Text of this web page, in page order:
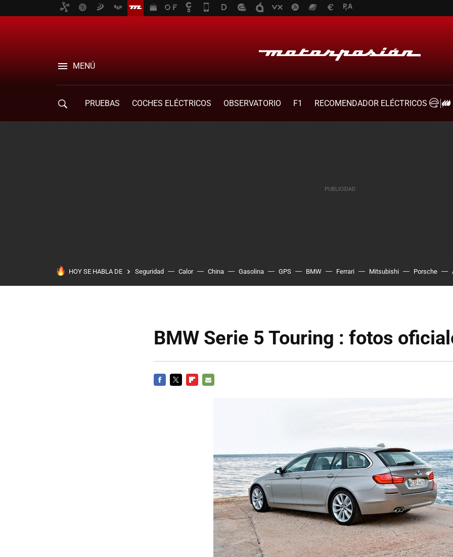
MENÚ
PRUEBAS COCHES ELÉCTRICOS OBSERVATORIO F1
RECOMENDADOR ELÉCTRICOS
HOY SE HABLA DE Seguridad Calor China Gasolina GPS BMW Ferrari Mitsubishi Porsche
BMW Serie 5 Touring : fotos